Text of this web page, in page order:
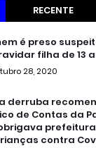
RECENTE
é preso
filha de 13
28, 2020
derruba
de Contas da
contra